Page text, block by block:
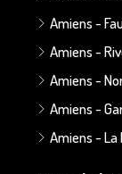
Amiens -
Amiens -
Amiens -
Amiens -
Amiens - La